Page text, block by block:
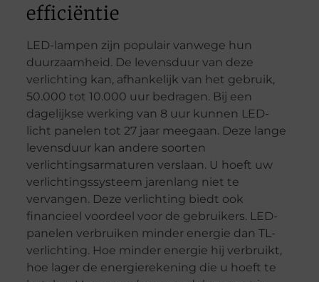
efficiëntie
LED-lampen zijn populair vanwege hun
duurzaamheid. De levensduur van deze
verlichting kan, afhankelijk van het gebruik,
50.000 tot 10.000 uur bedragen. Bij een
dagelijkse werking van 8 uur kunnen LED-
licht panelen tot 27 jaar meegaan. Deze lange
levensduur kan andere soorten
verlichtingsarmaturen verslaan. U hoeft uw
verlichtingssysteem jarenlang niet te
vervangen. Deze verlichting biedt ook
financieel voordeel voor de gebruikers. LED-
panelen verbruiken minder energie dan TL-
verlichting. Hoe minder energie hij verbruikt,
hoe lager de energierekening die u hoeft te